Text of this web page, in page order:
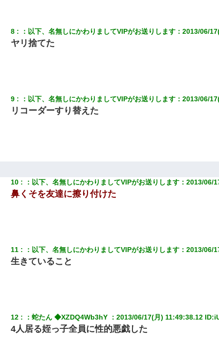
【衝撃】女友達から行為中に告白されてOKした結果
テレワーク上司「会議中はカメラ付けろ！」女社員「え、事前連
絡無しは無理」上司「いいから付けろ！」→
【報告者がキチ】嫁「妊娠した」俺『それじゃあ皆に祝ってもら
食べる量増やすわｗ」→結果ｗｗｗｗｗ
ろ」→ 俺「完全に恐喝になってますね」「お前、これが詐欺だっ
て知ってる？」
8 ： 以下、名無しにかわりましてVIPがお送りします ：2013/06/
ヤリ捨てた
9 ： 以下、名無しにかわりましてVIPがお送りします ：2013/06/
リコーダーすり替えた
10 ： 以下、名無しにかわりましてVIPがお送りします ：2013/06/
鼻くそを友達に擦り付けた
11 ： 以下、名無しにかわりましてVIPがお送りします ：2013/06/
生きていること
12 ：蛇たん ◆XZDQ4Wb3hY ：2013/06/17(月) 11:49:38.12 ID:
4人居る姪っ子全員に性的悪戯した